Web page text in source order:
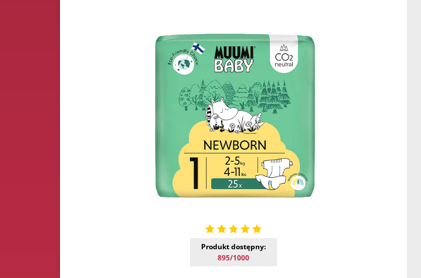
Produkt dostępny:
895/1000